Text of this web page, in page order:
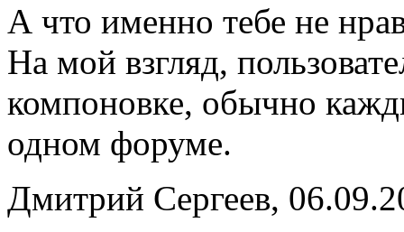
А что именно тебе не
На мой взгляд,
компоновке, обычно
одном форуме.
Дмитрий Сергеев,